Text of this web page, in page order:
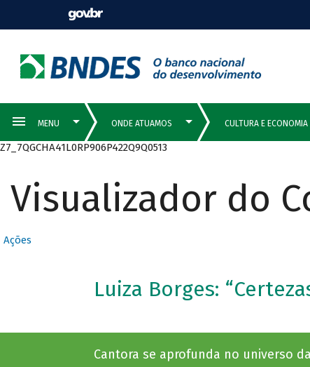
Z7_7QGCHA41L0RP906P422Q9Q0513
Visualizador do
Ações
Luiza Borges:
Cantora se aprofunda no universo